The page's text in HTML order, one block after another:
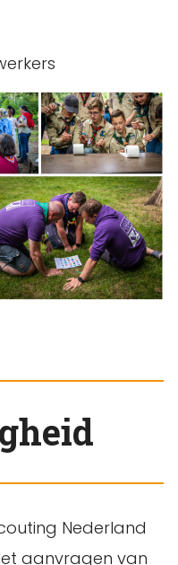
Nederland
aanvragen van